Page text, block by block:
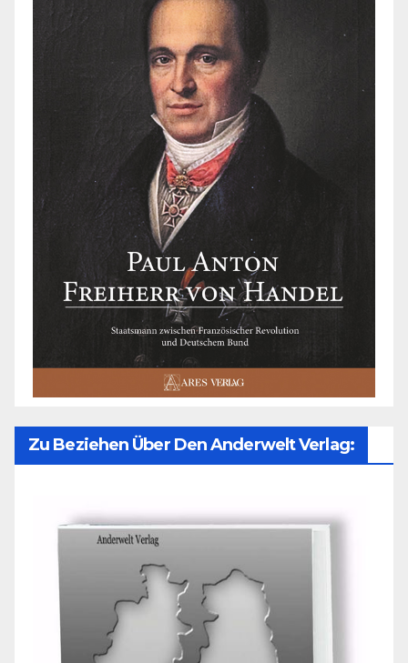
Zu Beziehen Über Den Anderwelt Verlag: